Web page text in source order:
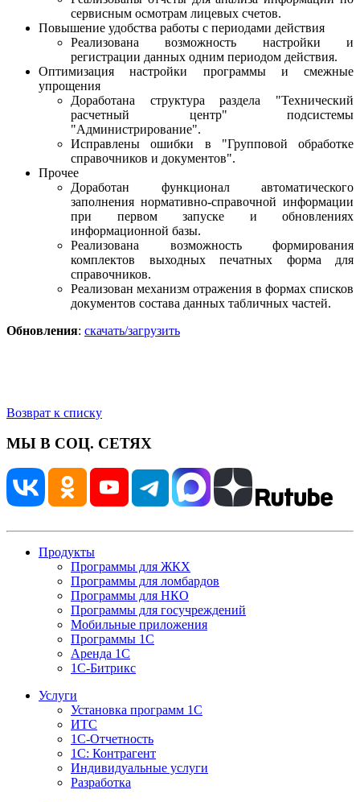
сервисным осмотрам лицевых счетов.
Повышение удобства работы с периодами действия
Реализована возможность настройки и
регистрации данных одним периодом действия.
Оптимизация настройки программы и смежные
упрощения
Доработана структура раздела "Технический
расчетный центр" подсистемы
"Администрирование".
Исправлены ошибки в "Групповой обработке
справочников и документов".
Прочее
Доработан функционал автоматического
заполнения нормативно-справочной информации
при первом запуске и обновлениях
информационной базы.
Реализована возможность формирования
комплектов выходных печатных форма для
справочников.
Реализован механизм отражения в формах списков
документов состава данных табличных частей.
Обновления: скачать/загрузить
Возврат к списку
МЫ В СОЦ. СЕТЯХ
Продукты
Программы для ЖКХ
Программы для ломбардов
Программы для НКО
Программы для госучреждений
Мобильные приложения
Программы 1С
Аренда 1С
1С-Битрикс
Услуги
Установка программ 1С
ИТС
1С-Отчетность
1С: Контрагент
Индивидуальные услуги
Разработка